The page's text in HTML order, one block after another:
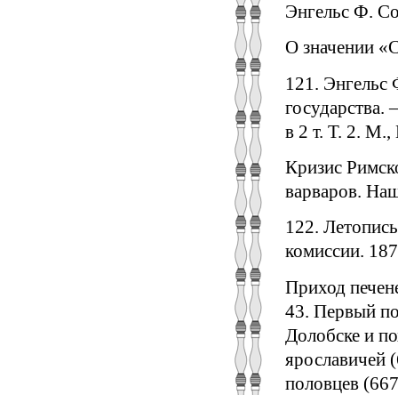
Энгельс Ф.
О значении
121. Энгельс
в 2 т. Т. 2. М.,
Кризис
варваров.
122.
комиссии.
Приход
43. Первый
Долобске и
ярославичей
половцев